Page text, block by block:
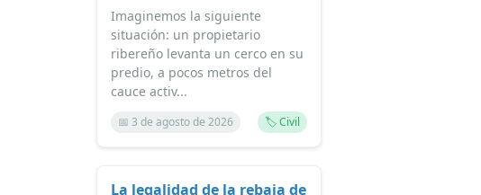
Imaginemos la siguiente
situación: un propietario
ribereño levanta un cerco en su
predio, a pocos metros del
cauce activ...
📅 3 de agosto de 2026 🏷️ Civil
La legalidad de la rebaja de